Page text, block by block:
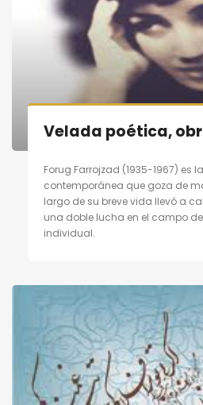
Forug Farrojzad (1935-1967) es
contemporánea que goza de
largo de su breve vida llevó a
una doble lucha en el campo
individual.